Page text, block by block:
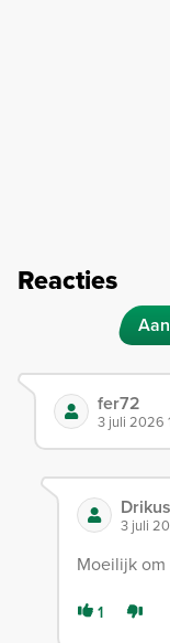
Reacties
fer72
3 juli 2026
Drikus
3 juli
Moeilijk
1